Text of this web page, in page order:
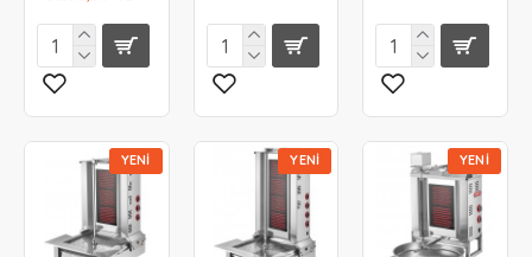
YENI YENI YENI